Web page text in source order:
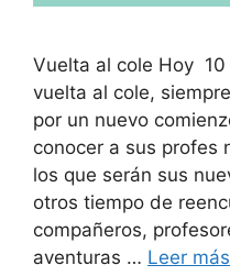
Vuelta al cole Hoy
vuelta al cole,
por un nuevo
conocer a sus profes
los que serán sus
otros tiempo de
compañeros,
aventuras … Leer más